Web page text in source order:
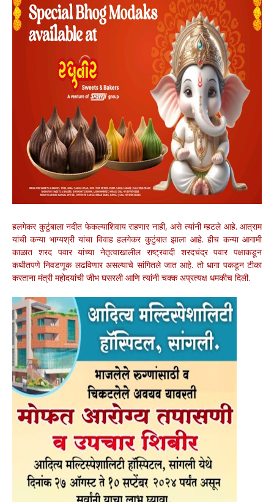
हलगेकर कुटुंबाला नदीत फेकल्याशिवाय राहणार नाही, असे त्यांनी म्हटले आहे. आत्राम
यांची कन्या भाग्यश्री यांचा विवाह हलगेकर कुटुंबात झाला आहे. हीच कन्या आगामी
काळात शरद पवार यांच्या नेतृत्वाखालील राष्ट्रवादी शरदचंद्र पवार पक्षाकडून
कथीतपणे निवडणूक लढविणार असल्याचे सांगितले जात आहे. तो धागा पकडून टीका
करताना मंत्री महोदयांची जीभ घसरली आणि त्यांनी चक्क अप्रत्यक्ष धमकीच दिली.